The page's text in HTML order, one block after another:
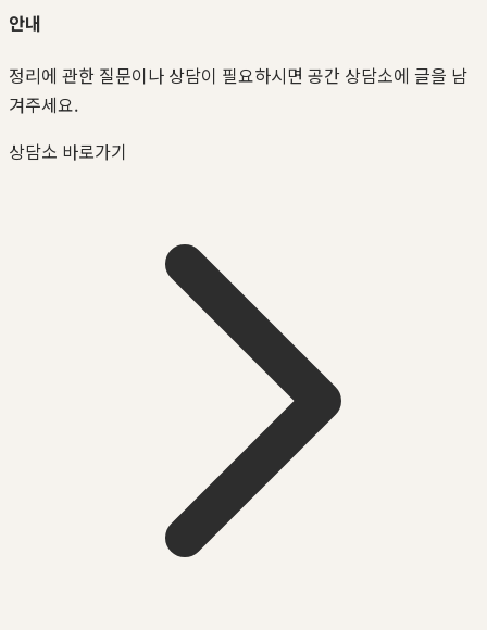
안내
정리에 관한 질문이나 상담이 필요하시면 공간 상담소에 글을 남
겨주세요.
상담소 바로가기